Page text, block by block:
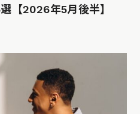
【2026年5月後半】